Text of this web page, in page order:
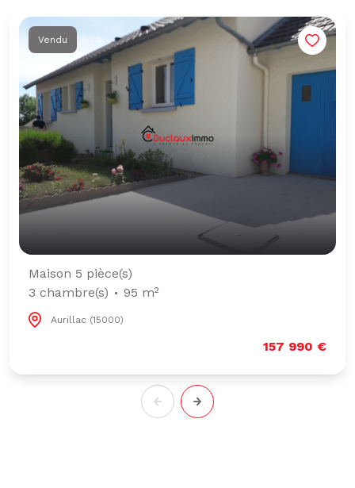
Vendu
Maison 5 pièce(s)
3 chambre(s)
95 m²
Aurillac (15000)
157 990 €